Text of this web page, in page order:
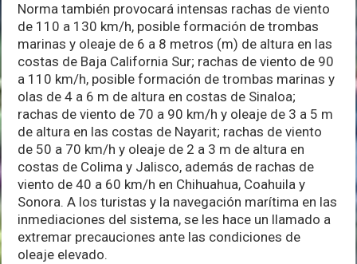
Norma también provocará intensas rachas de viento
de 110 a 130 km/h, posible formación de trombas
marinas y oleaje de 6 a 8 metros (m) de altura en las
costas de Baja California Sur; rachas de viento de 90
a 110 km/h, posible formación de trombas marinas y
olas de 4 a 6 m de altura en costas de Sinaloa;
rachas de viento de 70 a 90 km/h y oleaje de 3 a 5 m
de altura en las costas de Nayarit; rachas de viento
de 50 a 70 km/h y oleaje de 2 a 3 m de altura en
costas de Colima y Jalisco, además de rachas de
viento de 40 a 60 km/h en Chihuahua, Coahuila y
Sonora. A los turistas y la navegación marítima en las
inmediaciones del sistema, se les hace un llamado a
extremar precauciones ante las condiciones de
oleaje elevado.